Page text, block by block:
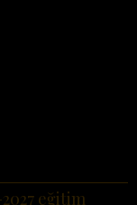
eğitim